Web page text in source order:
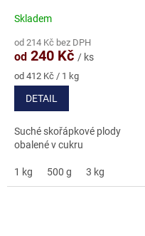
Skladem
od 214 Kč bez DPH
od 240 Kč / ks
Měrná
cena:
od 412 Kč / 1 kg
DETAIL
Suché skořápkové plody
obalené v cukru
1 kg 500 g 3 kg